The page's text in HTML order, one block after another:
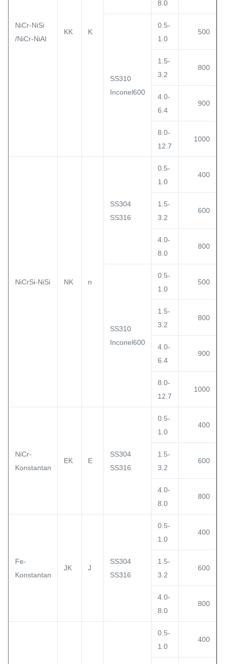
NiCr-NiSi
/NiCr-NiAl
KK K
8.0
SS310
Inconel600
0.5-
1.0
500
1.5-
3.2
800
4.0-
6.4
900
8.0-
12.7
1000
NiCrSi-NiSi NK n
SS304
SS316
0.5-
1.0
400
1.5-
3.2
600
4.0-
8.0
800
SS310
Inconel600
0.5-
1.0
500
1.5-
3.2
800
4.0-
6.4
900
8.0-
12.7
1000
NiCr-
Konstantan
EK E
SS304
SS316
0.5-
1.0
400
1.5-
3.2
600
4.0-
8.0
800
Fe-
Konstantan
JK J
SS304
SS316
0.5-
1.0
400
1.5-
3.2
600
4.0-
8.0
800
0.5-
1.0
400